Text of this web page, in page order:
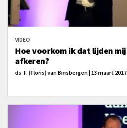
VIDEO
Hoe voorkom ik dat lijden
afkeren?
ds. F. (Floris) van Binsbergen | 13 maart 2017